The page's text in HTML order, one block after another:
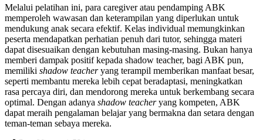
Melalui pelatihan ini, para caregiver atau pendamping ABK
memperoleh wawasan dan keterampilan yang diperlukan untuk
mendukung anak secara efektif. Kelas individual memungkinkan
peserta mendapatkan perhatian penuh dari tutor, sehingga materi
dapat disesuaikan dengan kebutuhan masing-masing. Bukan hanya
memberi dampak positif kepada shadow teacher, bagi ABK pun,
memiliki shadow teacheryang terampil memberikan manfaat besar,
seperti membantu mereka lebih cepat beradaptasi, meningkatkan
rasa percaya diri, dan mendorong mereka untuk berkembang secara
optimal. Dengan adanya shadow teacheryang kompeten, ABK
dapat meraih pengalaman belajar yang bermakna dan setara dengan
teman-teman sebaya mereka.